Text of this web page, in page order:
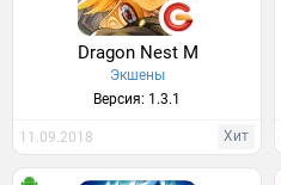
Dragon Nest M
Экшены
Версия: 1.3.1
11.09.2018 Хит